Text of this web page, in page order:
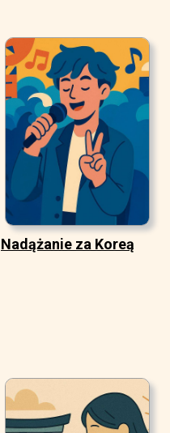
Nadążanie za Koreą